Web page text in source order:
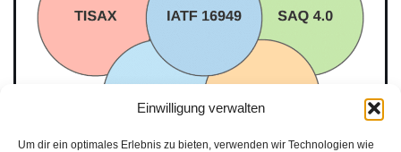
Einwilligung verwalten
Um dir ein optimales Erlebnis zu bieten, verwenden wir Technologien wie